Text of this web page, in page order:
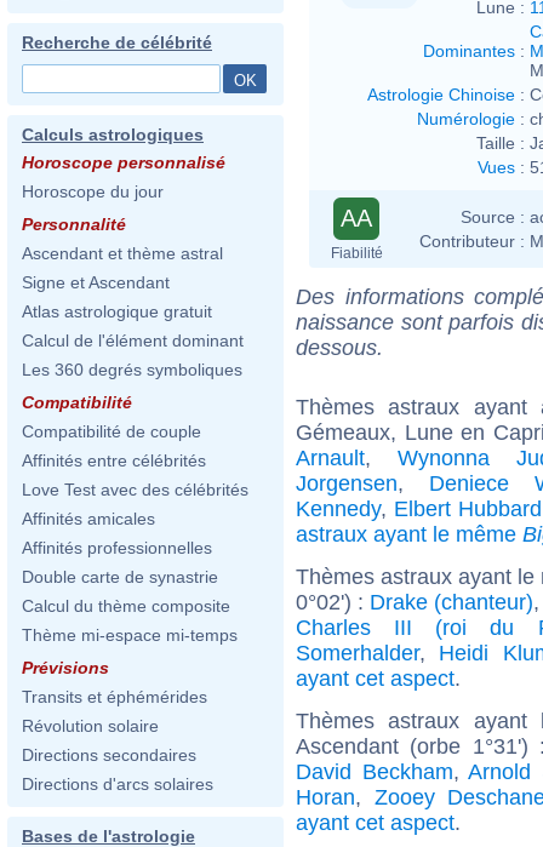
Recherche de célébrité
Calculs astrologiques
Horoscope personnalisé
Horoscope du jour
Personnalité
Ascendant et thème astral
Signe et Ascendant
Atlas astrologique gratuit
Calcul de l'élément dominant
Les 360 degrés symboliques
Compatibilité
Compatibilité de couple
Affinités entre célébrités
Love Test avec des célébrités
Affinités amicales
Affinités professionnelles
Double carte de synastrie
Calcul du thème composite
Thème mi-espace mi-temps
Prévisions
Transits et éphémérides
Révolution solaire
Directions secondaires
Directions d'arcs solaires
Bases de l'astrologie
Lune :
Dominantes :
Astrologie Chinoise :
Numérologie :
Taille :
Vues :
AA
Fiabilité
Source :
Contributeur :
Des informations
naissance sont parfois
dessous.
Thèmes astraux
Gémeaux, Lune en
Arnault, Wynonna
Jorgensen, Deniece
Kennedy, Elbert Hubbard
astraux ayant le même
Thèmes astraux ayant
0°02') : Drake (chanteur)
Charles III (roi du
Somerhalder, Heidi
ayant cet aspect.
Thèmes astraux ayant
Ascendant (orbe
David Beckham,Arnold
Horan, Zooey
ayant cet aspect.